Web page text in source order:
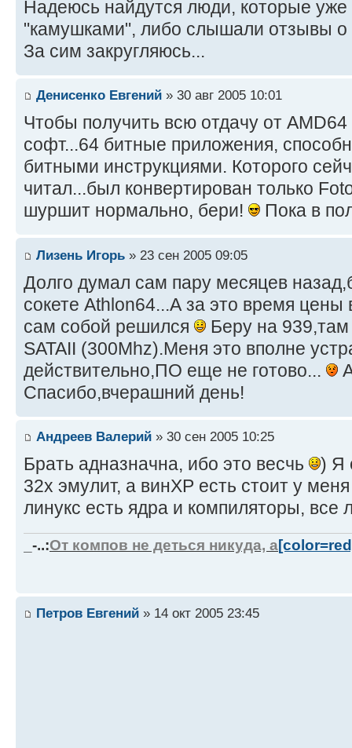
Надеюсь найдутся люди, которые уже
"камушками", либо слышали отзывы о
За сим закругляюсь...
Денисенко Евгений » 30 авг 2005 10:01
Чтобы получить всю отдачу от
софт...64 битные приложения,
битными инструкциями. Которого
читал...был конвертирован только
шуршит нормально, бери!
Пока в
Лизень Игорь » 23 сен 2005 09:05
Долго думал сам пару месяцев
сокете Athlon64...А за это время
сам собой решился
Беру на
SATAII (300Mhz).Меня это вполне
действительно,ПО еще не готово...
Спасибо,вчерашний день!
Андреев Валерий » 30 сен 2005 10:25
Брать адназначна, ибо это весчь
) Я
32х эмулит, а винХР есть стоит у
линукс есть ядра и компиляторы, все
_-..:От компов не деться никуда, а
Петров Евгений » 14 окт 2005 23:45